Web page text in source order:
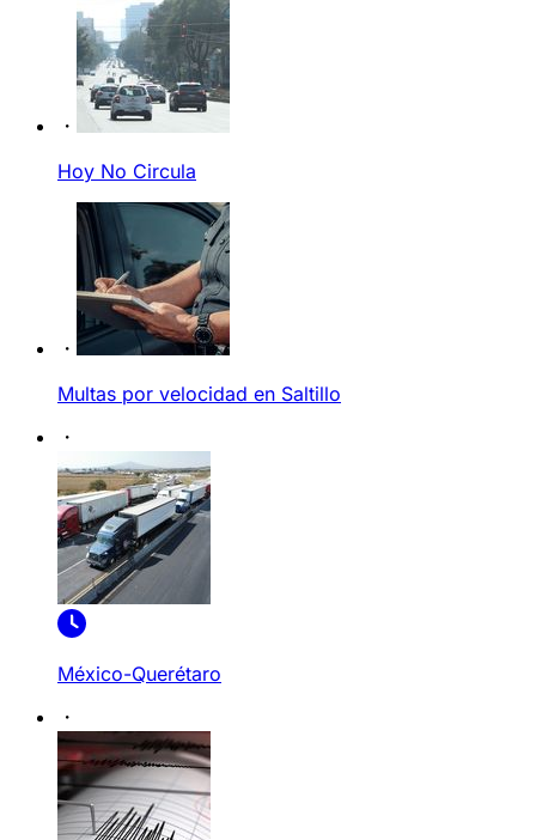
Hoy No Circula
Multas por velocidad en Saltillo
México-Querétaro